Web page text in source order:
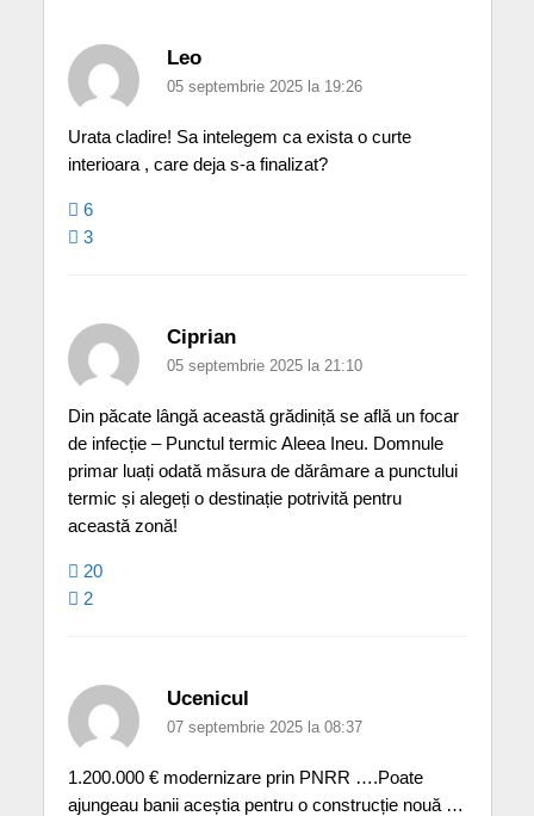
Leo
05 septembrie 2025 la 19:26
Urata cladire! Sa intelegem ca exista o curte
interioara , care deja s-a finalizat?
6
3
Ciprian
05 septembrie 2025 la 21:10
Din păcate lângă această grădiniță se află un focar
de infecție – Punctul termic Aleea Ineu. Domnule
primar luați odată măsura de dărâmare a punctului
termic și alegeți o destinație potrivită pentru
această zonă!
20
2
Ucenicul
07 septembrie 2025 la 08:37
1.200.000 € modernizare prin PNRR ….Poate
ajungeau banii aceștia pentru o construcție nouă …